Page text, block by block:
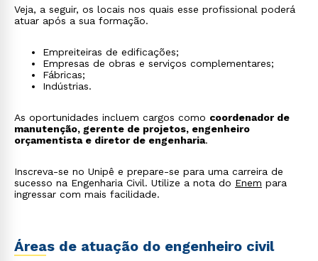
Veja, a seguir, os locais nos quais esse profissional poderá
atuar após a sua formação.
Empreiteiras de edificações;
Empresas de obras e serviços complementares;
Fábricas;
Indústrias.
As oportunidades incluem cargos como coordenador de
manutenção, gerente de projetos, engenheiro
orçamentista e diretor de engenharia.
Inscreva-se no Unipê e prepare-se para uma carreira de
sucesso na Engenharia Civil. Utilize a nota do Enem para
ingressar com mais facilidade.
Áreas de atuação do engenheiro civil